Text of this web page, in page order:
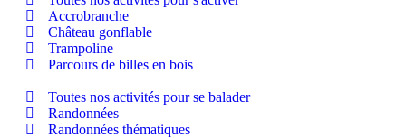
Accrobranche
Château gonflable
Trampoline
Parcours de billes en bois
Toutes nos activités pour se balader
Randonnées
Randonnées thématiques